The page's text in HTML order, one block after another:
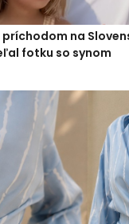
na
fotku so synom